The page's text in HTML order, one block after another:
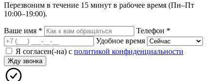
Перезвоним в течение 15 минут в рабочее время (Пн–Пт
10:00–19:00).
Ваше имя * Телефон *
Удобное время
Я согласен(-на) с политикой конфиденциальности
Жду звонка